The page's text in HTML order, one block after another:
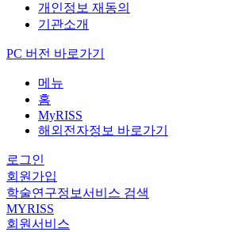
개인정보 재동의
기관소개
PC 버전 바로가기
메뉴
홈
MyRISS
해외전자정보 바로가기
로그인
회원가입
학술연구정보서비스 검색
MYRISS
회원서비스